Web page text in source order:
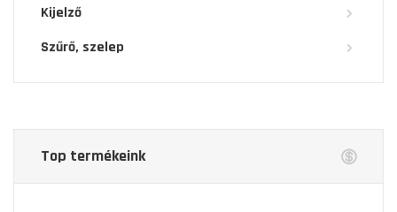
Kijelző
Szűrő, szelep
Top termékeink